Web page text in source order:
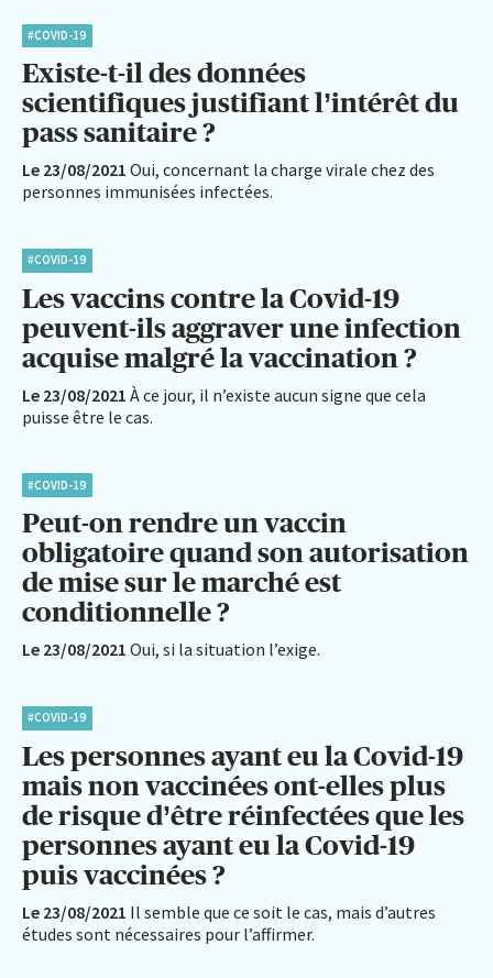
#COVID-19
Existe-t-il des données
scientifiques justifiant l’intérêt du
pass sanitaire ?
Le 23/08/2021 Oui, concernant la charge virale chez des
personnes immunisées infectées.
#COVID-19
Les vaccins contre la Covid-19
peuvent-ils aggraver une infection
acquise malgré la vaccination ?
Le 23/08/2021 À ce jour, il n’existe aucun signe que cela
puisse être le cas.
#COVID-19
Peut-on rendre un vaccin
obligatoire quand son autorisation
de mise sur le marché est
conditionnelle ?
Le 23/08/2021 Oui, si la situation l’exige.
#COVID-19
Les personnes ayant eu la Covid-19
mais non vaccinées ont-elles plus
de risque d’être réinfectées que les
personnes ayant eu la Covid-19
puis vaccinées ?
Le 23/08/2021 Il semble que ce soit le cas, mais d’autres
études sont nécessaires pour l’affirmer.